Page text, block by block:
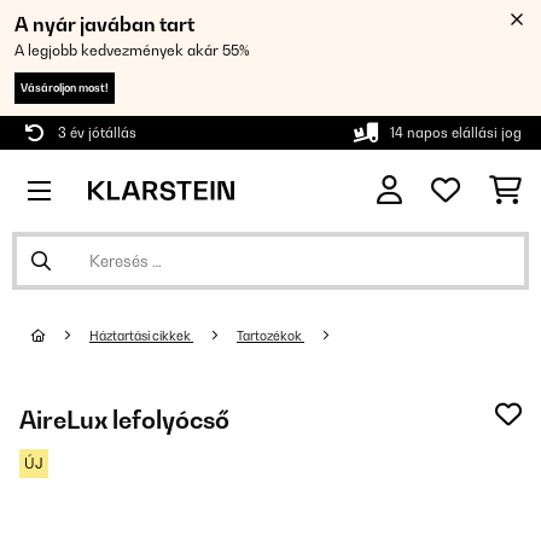
A nyár javában tart
A legjobb kedvezmények akár 55%
Vásároljon most!
3 év jótállás 14 napos elállási jog
Háztartási cikkek Tartozékok
AireLux lefolyócső
ÚJ